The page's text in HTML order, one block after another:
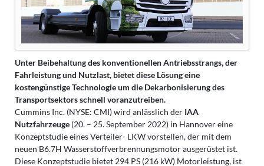
Unter Beibehaltung des konventionellen Antriebsstrangs, der
Fahrleistung und Nutzlast, bietet diese Lösung eine
kostengünstige Technologie um die Dekarbonisierung des
Transportsektors schnell voranzutreiben.
Cummins Inc. (NYSE: CMI) wird anlässlich der IAA
Nutzfahrzeuge(20. – 25. September 2022) in Hannover eine
Konzeptstudie eines Verteiler- LKW vorstellen, der mit dem
neuen B6.7H Wasserstoffverbrennungsmotor ausgerüstet ist.
Diese Konzeptstudie bietet 294 PS (216 kW) Motorleistung, ist